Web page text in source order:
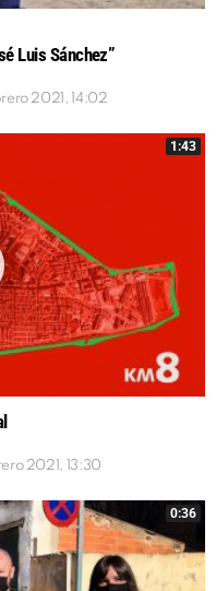
Luis Sánchez”
2021, 14:02
1:43
2021, 13:30
0:36